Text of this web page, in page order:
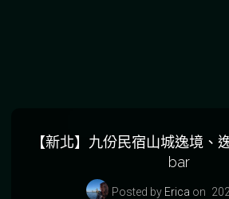
【新北】九份民宿山城逸境、
bar
Posted by Erica on